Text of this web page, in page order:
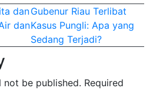
dan
dan
Gubenur Riau Terlibat
Kasus Pungli: Apa yang
Sedang Terjadi?
not be published. Required